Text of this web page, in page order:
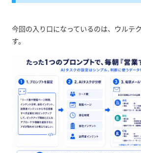
今回の入り口になっているのは、ウルテ
す。